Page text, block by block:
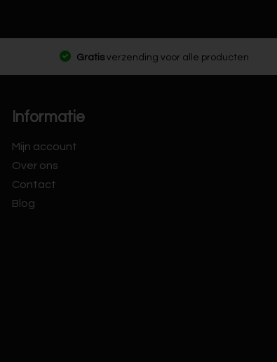
Gratis verzending voor alle producten
Informatie
Mijn account
Over ons
Contact
Blog